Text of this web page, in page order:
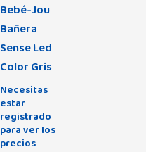
Bebé-Jou
Bañera
Sense Led
Color Gris
Necesitas
estar
registrado
para ver los
precios